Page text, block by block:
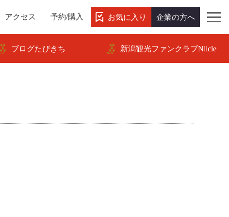
アクセス 予約/購入 お気に入り 企業の方へ
ブログたびきち 新潟観光ファンクラブNiicle